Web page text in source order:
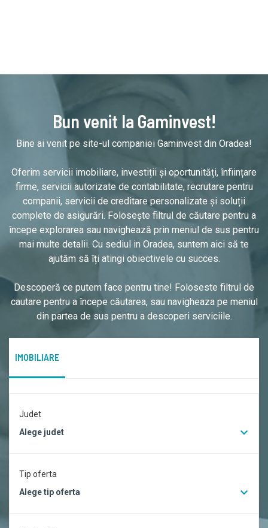
Bun venit la Gaminvest!
Bine ai venit pe site-ul companiei Gaminvest din Oradea!
Oferim servicii imobiliare, investiții și oportunități, înființare
firme, servicii autorizate de contabilitate, recrutare pentru
companii, servicii de creditare personalizate și soluții
complete de asigurări. Folosește filtrul de căutare pentru a
începe explorarea sau navighează prin meniul de sus pentru
mai multe detalii. Cu sediul in Oradea, suntem aici să te
ajutăm să îți atingi obiectivele cu succes.
Descoperă ce putem face pentru tine! Foloseste filtrul de
cautare pentru a începe căutarea, sau navigheaza pe meniul
din partea de sus pentru a descoperi serviciile.
IMOBILIARE
Judet
Alege judet
Tip oferta
Alege tip oferta